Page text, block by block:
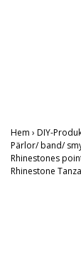
Hem › DIY-
Pärlor/ band/
Rhinestones
Rhinestone